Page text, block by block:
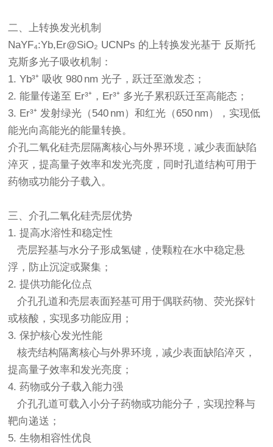
二、上转换发光机制
NaYF₄:Yb,Er@SiO₂ UCNPs 的上转换发光基于 反斯托
克斯多光子吸收机制：
1. Yb³⁺ 吸收 980 nm 光子，跃迁至激发态；
2. 能量传递至 Er³⁺，Er³⁺ 多光子累积跃迁至高能态；
3. Er³⁺ 发射绿光（540 nm）和红光（650 nm），实现低
能光向高能光的能量转换。
介孔二氧化硅壳层隔离核心与外界环境，减少表面缺陷
淬灭，提高量子效率和发光亮度，同时孔道结构可用于
药物或功能分子载入。
三、介孔二氧化硅壳层优势
1. 提高水溶性和稳定性
壳层羟基与水分子形成氢键，使颗粒在水中稳定悬
浮，防止沉淀或聚集；
2. 提供功能化位点
介孔孔道和壳层表面羟基可用于偶联药物、荧光探针
或核酸，实现多功能应用；
3. 保护核心发光性能
核壳结构隔离核心与外界环境，减少表面缺陷淬灭，
提高量子效率和发光亮度；
4. 药物或分子载入能力强
介孔孔道可载入小分子药物或功能分子，实现控释与
靶向递送；
5. 生物相容性优良